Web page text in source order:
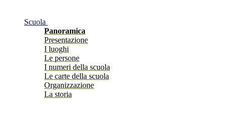
Scuola
Panoramica
Presentazione
I luoghi
Le persone
I numeri della scuola
Le carte della scuola
Organizzazione
La storia